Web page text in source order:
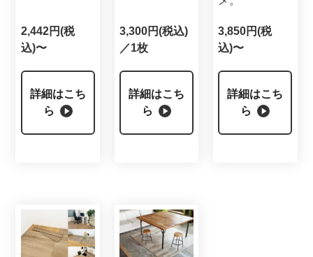
2,442円(税
込)〜
詳細はこち
ら
3,300円(税込)
／1枚
詳細はこち
ら
3,850円(税
込)〜
詳細はこち
ら